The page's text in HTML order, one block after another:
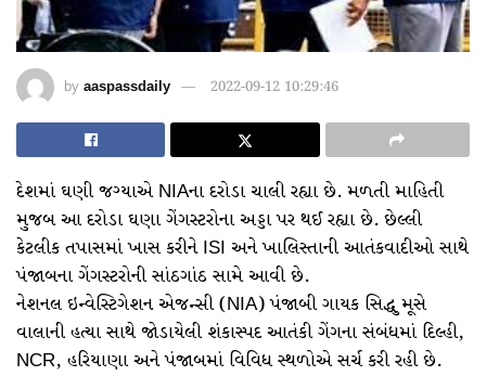
by aaspassdaily 2022-09-12 10:29:46
દેશમાં ઘણી જગ્યાએ NIAના દરોડા ચાલી રહ્યા છે. મળતી માહિતી
મુજબ આ દરોડા ઘણા ગેંગસ્ટરોના અડ્ડા પર થઈ રહ્યા છે. છેલ્લી
કેટલીક તપાસમાં ખાસ કરીને ISI અને ખાલિસ્તાની આતંકવાદીઓ સાથે
પંજાબના ગેંગસ્ટરોની સાંઠગાંઠ સામે આવી છે.
નેશનલ ઇન્વેસ્ટિગેશન એજન્સી (NIA) પંજાબી ગાયક સિદ્ધુ મૂસે
વાલાની હત્યા સાથે જોડાયેલી શંકાસ્પદ આતંકી ગેંગના સંબંધમાં દિલ્હી,
NCR, હરિયાણા અને પંજાબમાં વિવિધ સ્થળોએ સર્ચ કરી રહી છે.